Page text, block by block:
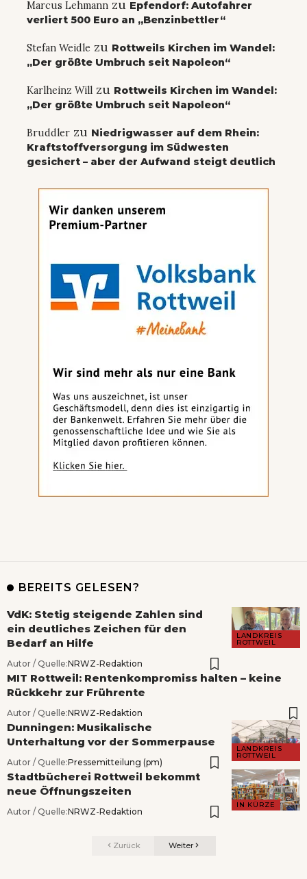
Marcus Lehmann zu Epfendorf: Autofahrer
verliert 500 Euro an „Benzinbettler“
Stefan Weidle zu Rottweils Kirchen im Wandel:
„Der größte Umbruch seit Napoleon“
Karlheinz Will zu Rottweils Kirchen im Wandel:
„Der größte Umbruch seit Napoleon“
Bruddler zu Niedrigwasser auf dem Rhein:
Kraftstoffversorgung im Südwesten
gesichert – aber der Aufwand steigt deutlich
BEREITS GELESEN?
LANDKREIS
ROTTWEIL
VdK: Stetig steigende Zahlen sind
ein deutliches Zeichen für den
Bedarf an Hilfe
Autor / Quelle:NRWZ-Redaktion
MIT Rottweil: Rentenkompromiss halten – keine
Rückkehr zur Frührente
Autor / Quelle:NRWZ-Redaktion
LANDKREIS
ROTTWEIL
Dunningen: Musikalische
Unterhaltung vor der Sommerpause
Autor / Quelle:Pressemitteilung (pm)
IN KÜRZE
Stadtbücherei Rottweil bekommt
neue Öffnungszeiten
Autor / Quelle:NRWZ-Redaktion
Zurück Weiter